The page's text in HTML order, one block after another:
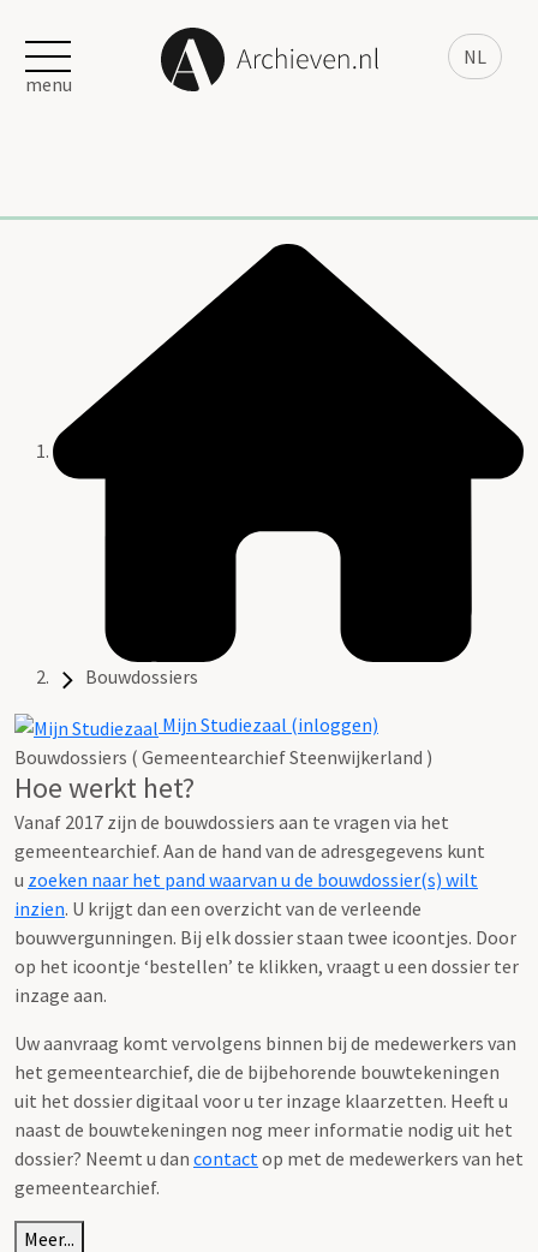
NL
menu
Bouwdossiers
Mijn Studiezaal (inloggen)
Bouwdossiers ( Gemeentearchief Steenwijkerland )
Hoe werkt het?
Vanaf 2017 zijn de bouwdossiers aan te vragen via het
gemeentearchief. Aan de hand van de adresgegevens kunt
u zoeken naar het pand waarvan u de bouwdossier(s) wilt
inzien. U krijgt dan een overzicht van de verleende
bouwvergunningen. Bij elk dossier staan twee icoontjes. Door
op het icoontje ‘bestellen’ te klikken, vraagt u een dossier ter
inzage aan.
Uw aanvraag komt vervolgens binnen bij de medewerkers van
het gemeentearchief, die de bijbehorende bouwtekeningen
uit het dossier digitaal voor u ter inzage klaarzetten. Heeft u
naast de bouwtekeningen nog meer informatie nodig uit het
dossier? Neemt u dan contact op met de medewerkers van het
gemeentearchief.
Meer...